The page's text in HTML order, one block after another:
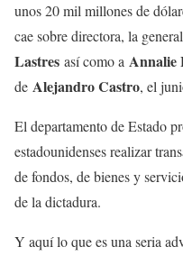
unos 20 mil millones de
cae sobre directora, la
Lastres así como a Annalie
de Alejandro Castro, el
El departamento de Estado
estadounidenses realizar
de fondos, de bienes y
de la dictadura.
Y aquí lo que es una seria